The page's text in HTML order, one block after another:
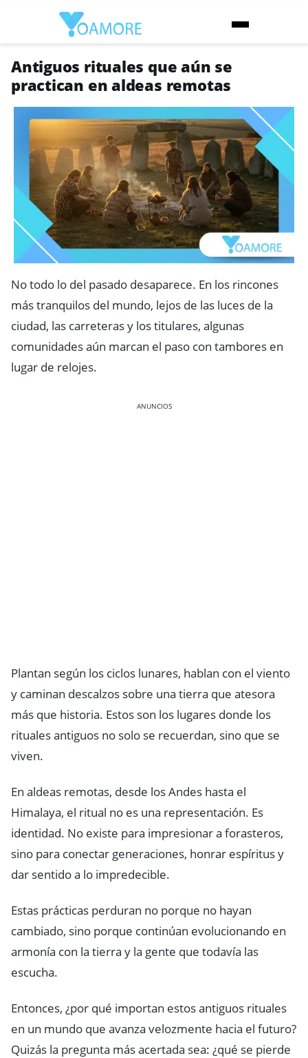
Antiguos rituales que aún se
practican en aldeas remotas
No todo lo del pasado desaparece. En los rincones
más tranquilos del mundo, lejos de las luces de la
ciudad, las carreteras y los titulares, algunas
comunidades aún marcan el paso con tambores en
lugar de relojes.
ANUNCIOS
Plantan según los ciclos lunares, hablan con el viento
y caminan descalzos sobre una tierra que atesora
más que historia. Estos son los lugares donde los
rituales antiguos no solo se recuerdan, sino que se
viven.
En aldeas remotas, desde los Andes hasta el
Himalaya, el ritual no es una representación. Es
identidad. No existe para impresionar a forasteros,
sino para conectar generaciones, honrar espíritus y
dar sentido a lo impredecible.
Estas prácticas perduran no porque no hayan
cambiado, sino porque continúan evolucionando en
armonía con la tierra y la gente que todavía las
escucha.
Entonces, ¿por qué importan estos antiguos rituales
en un mundo que avanza velozmente hacia el futuro?
Quizás la pregunta más acertada sea: ¿qué se pierde